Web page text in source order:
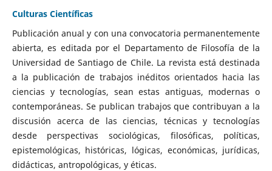
Culturas Científicas
Publicación anual y con una convocatoria permanentemente
abierta, es editada por el Departamento de Filosofía de la
Universidad de Santiago de Chile. La revista está destinada
a la publicación de trabajos inéditos orientados hacia las
ciencias y tecnologías, sean estas antiguas, modernas o
contemporáneas. Se publican trabajos que contribuyan a la
discusión acerca de las ciencias, técnicas y tecnologías
desde perspectivas sociológicas, filosóficas, políticas,
epistemológicas, históricas, lógicas, económicas, jurídicas,
didácticas, antropológicas, y éticas.